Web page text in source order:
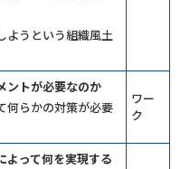
うという組織風土
ントが必要なのか
何らかの対策が必要
ワー
ク
よって何を実現する